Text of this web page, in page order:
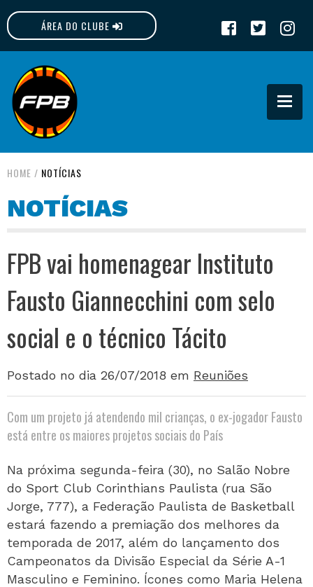
ÁREA DO CLUBE
FPB
HOME / NOTÍCIAS
NOTÍCIAS
FPB vai homenagear Instituto
Fausto Giannecchini com selo
social e o técnico Tácito
Postado no dia 26/07/2018 em Reuniões
Com um projeto já atendendo mil crianças, o ex-jogador Fausto
está entre os maiores projetos sociais do País
Na próxima segunda-feira (30), no Salão Nobre
do Sport Club Corinthians Paulista (rua São
Jorge, 777), a Federação Paulista de Basketball
estará fazendo a premiação dos melhores da
temporada de 2017, além do lançamento dos
Campeonatos da Divisão Especial da Série A-1
Masculino e Feminino. Ícones como Maria Helena